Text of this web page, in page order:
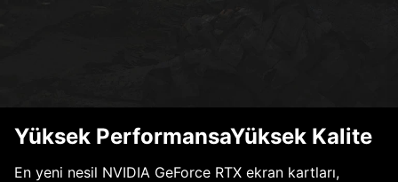
Yüksek PerformansaYüksek Kalite
En yeni nesil NVIDIA GeForce RTX ekran kartları,